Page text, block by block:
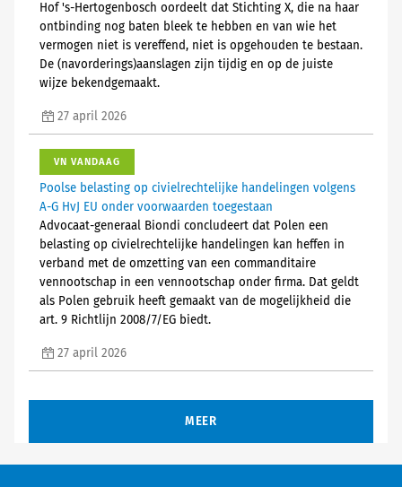
Hof 's-Hertogenbosch oordeelt dat Stichting X, die na haar
ontbinding nog baten bleek te hebben en van wie het
vermogen niet is vereffend, niet is opgehouden te bestaan.
De (navorderings)aanslagen zijn tijdig en op de juiste
wijze bekendgemaakt.
27 april 2026
VN VANDAAG
Poolse belasting op civielrechtelijke handelingen volgens
A-G HvJ EU onder voorwaarden toegestaan
Advocaat-generaal Biondi concludeert dat Polen een
belasting op civielrechtelijke handelingen kan heffen in
verband met de omzetting van een commanditaire
vennootschap in een vennootschap onder firma. Dat geldt
als Polen gebruik heeft gemaakt van de mogelijkheid die
art. 9 Richtlijn 2008/7/EG biedt.
27 april 2026
MEER